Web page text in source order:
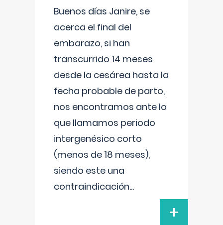
Buenos días Janire, se
acerca el final del
embarazo, si han
transcurrido 14 meses
desde la cesárea hasta la
fecha probable de parto,
nos encontramos ante lo
que llamamos periodo
intergenésico corto
(menos de 18 meses),
siendo este una
contraindicación...
+